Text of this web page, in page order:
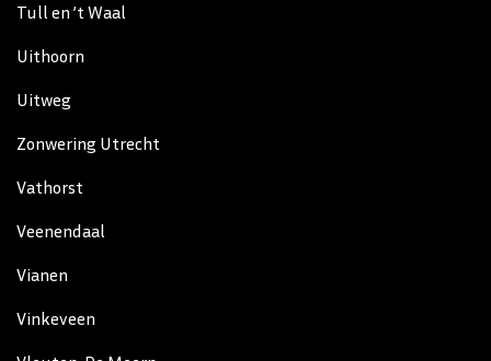
Tull en ’t Waal
Uithoorn
Uitweg
Zonwering Utrecht
Vathorst
Veenendaal
Vianen
Vinkeveen